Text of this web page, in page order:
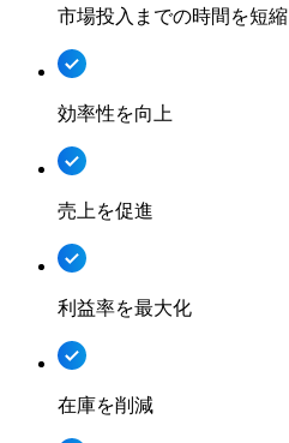
市場投入までの時間を短縮
効率性を向上
売上を促進
利益率を最大化
在庫を削減